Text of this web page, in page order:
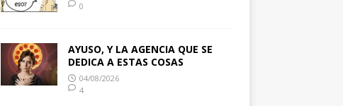
0
AYUSO, Y LA AGENCIA QUE SE
DEDICA A ESTAS COSAS
04/08/2026
4